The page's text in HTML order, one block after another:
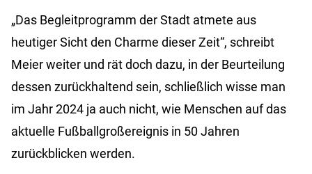
„Das Begleitprogramm der Stadt atmete aus
heutiger Sicht den Charme dieser Zeit“, schreibt
Meier weiter und rät doch dazu, in der Beurteilung
dessen zurückhaltend sein, schließlich wisse man
im Jahr 2024 ja auch nicht, wie Menschen auf das
aktuelle Fußballgroßereignis in 50 Jahren
zurückblicken werden.